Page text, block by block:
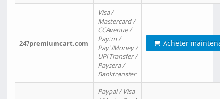
247premiumcart.com
Visa /
Mastercard /
CCAvenue /
Paytm /
PayUMoney /
UPi Transfer /
Paysera /
Banktransfer
Acheter
Paypal / Visa